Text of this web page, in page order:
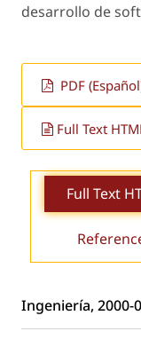
desarrollo de
PDF
Full Text
Full Text
Ingeniería, 2000-